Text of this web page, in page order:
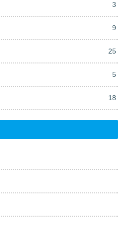
3
9
25
5
18